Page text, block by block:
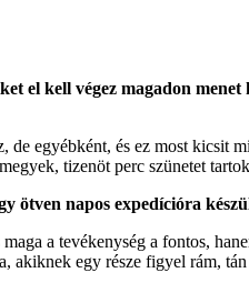
el kell végez magadon
de egyébként, és ez most kicsit
tizenöt perc szünetet
ötven napos expedícióra
a tevékenység a fontos,
akiknek egy része figyel rám,